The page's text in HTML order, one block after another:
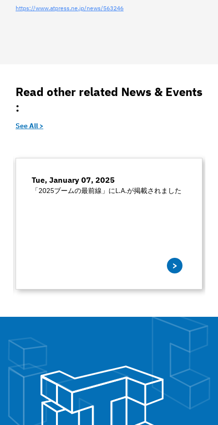
https://www.atpress.ne.jp/news/563246
Read other related News & Events
:
See All >
Tue, January 07, 2025
「2025ブームの最前線」にL.A.が掲載されました